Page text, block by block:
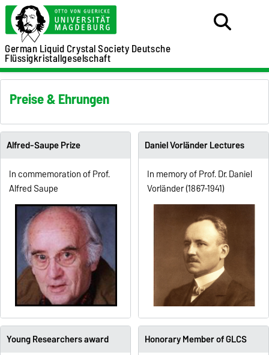
German Liquid Crystal SocietyDeutsche
Flüssigkristallgeselschaft
Preise & Ehrungen
Alfred-Saupe Prize
In commemoration of Prof.
Alfred Saupe
Daniel Vorländer Lectures
In memory of Prof. Dr. Daniel
Vorländer (1867-1941)
Young Researchers award
Honorary Member of GLCS